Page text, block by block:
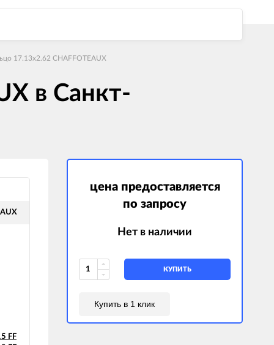
17.13x2.62 CHAFFOTEAUX
в Санкт-
FF
цена предоставляется
по запросу
Нет в наличии
КУПИТЬ
Купить в 1 клик